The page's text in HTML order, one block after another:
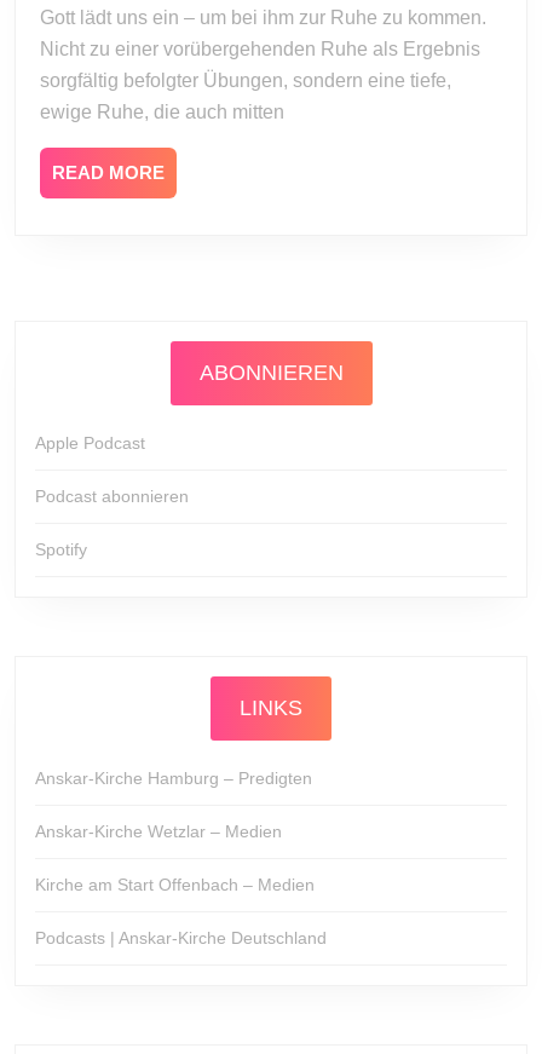
Gottes
Gott lädt uns ein – um bei ihm zur Ruhe zu kommen.
Nicht zu einer vorübergehenden Ruhe als Ergebnis
sorgfältig befolgter Übungen, sondern eine tiefe,
ewige Ruhe, die auch mitten
READ MORE
MORE
ABONNIEREN
Apple Podcast
Podcast abonnieren
Spotify
LINKS
Anskar-Kirche Hamburg – Predigten
Anskar-Kirche Wetzlar – Medien
Kirche am Start Offenbach – Medien
Podcasts | Anskar-Kirche Deutschland